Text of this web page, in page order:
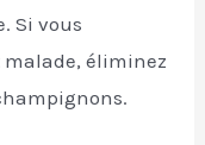
Si vous
malade, éliminez